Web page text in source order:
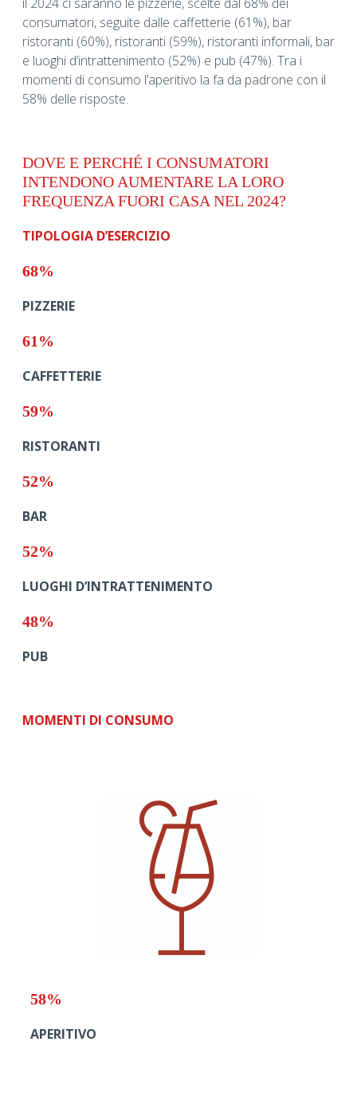
consumatori, seguite dalle caffetterie (61%), bar
ristoranti (60%), ristoranti (59%), ristoranti informali, bar
e luoghi d’intrattenimento (52%) e pub (47%). Tra i
momenti di consumo l’aperitivo la fa da padrone con il
58% delle risposte.
DOVE E PERCHÉ I CONSUMATORI
INTENDONO AUMENTARE LA LORO
FREQUENZA FUORI CASA NEL 2024?
TIPOLOGIA D’ESERCIZIO
68%
PIZZERIE
61%
CAFFETTERIE
59%
RISTORANTI
52%
BAR
52%
LUOGHI D’INTRATTENIMENTO
48%
PUB
MOMENTI DI CONSUMO
58%
APERITIVO